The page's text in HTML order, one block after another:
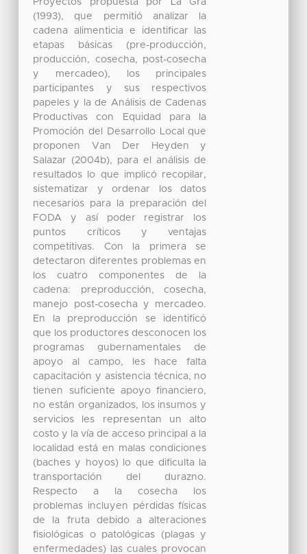
Proyectos propuesta por La Gra
(1993), que permitió analizar la
cadena alimenticia e identificar las
etapas básicas (pre-producción,
producción, cosecha, post-cosecha
y mercadeo), los principales
participantes y sus respectivos
papeles y la de Análisis de Cadenas
Productivas con Equidad para la
Promoción del Desarrollo Local que
proponen Van Der Heyden y
Salazar (2004b), para el análisis de
resultados lo que implicó recopilar,
sistematizar y ordenar los datos
necesarios para la preparación del
FODA y así poder registrar los
puntos críticos y ventajas
competitivas. Con la primera se
detectaron diferentes problemas en
los cuatro componentes de la
cadena: preproducción, cosecha,
manejo post-cosecha y mercadeo.
En la preproducción se identificó
que los productores desconocen los
programas gubernamentales de
apoyo al campo, les hace falta
capacitación y asistencia técnica, no
tienen suficiente apoyo financiero,
no están organizados, los insumos y
servicios les representan un alto
costo y la vía de acceso principal a la
localidad está en malas condiciones
(baches y hoyos) lo que dificulta la
transportación del durazno.
Respecto a la cosecha los
problemas incluyen pérdidas físicas
de la fruta debido a alteraciones
fisiológicas o patológicas (plagas y
enfermedades) las cuales provocan